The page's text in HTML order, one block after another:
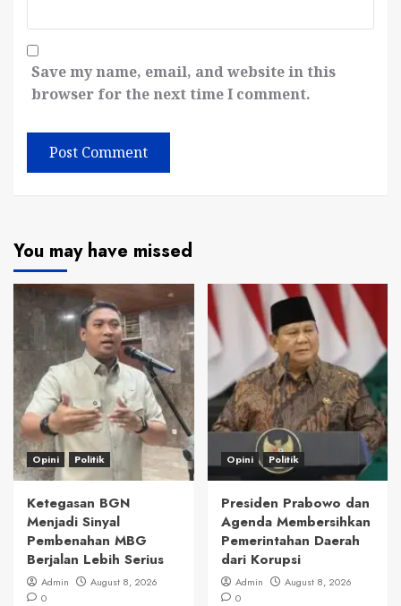
Save my name, email, and website in this
browser for the next time I comment.
You may have missed
Opini Politik
Ketegasan BGN
Menjadi Sinyal
Pembenahan MBG
Berjalan Lebih Serius
Admin
August 8, 2026
0
Opini Politik
Presiden Prabowo dan
Agenda Membersihkan
Pemerintahan Daerah
dari Korupsi
Admin
August 8, 2026
0